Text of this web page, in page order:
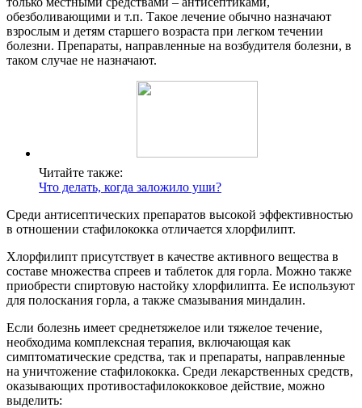
обезболивающими и т.п. Такое лечение обычно назначают
взрослым и детям старшего возраста при легком течении
болезни. Препараты, направленные на возбудителя болезни, в
таком случае не назначают.
Читайте также:
Что делать, когда заложило уши?
Среди антисептических препаратов высокой эффективностью
в отношении стафилококка отличается хлорфилипт.
Хлорфилипт присутствует в качестве активного вещества в
составе множества спреев и таблеток для горла. Можно также
приобрести спиртовую настойку хлорфилипта. Ее используют
для полоскания горла, а также смазывания миндалин.
Если болезнь имеет среднетяжелое или тяжелое течение,
необходима комплексная терапия, включающая как
симптоматические средства, так и препараты, направленные
на уничтожение стафилококка. Среди лекарственных средств,
оказывающих противостафилококковое действие, можно
выделить: